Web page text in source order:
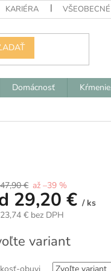
KARIÉRA
Domácnosť
€ až –39 %
29,20 € / ks
23,74 € bez DPH
variant